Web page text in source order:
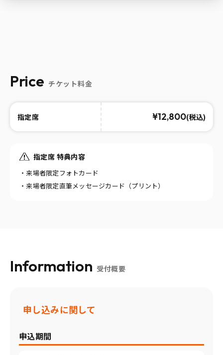
Price チケット料金
指定席 ¥12,800(税込)
指定席 特典内容
・来場者限定フォトカード
・来場者限定直筆メッセージカード（プリント）
Information 受付概要
申し込みに関して
申込期間